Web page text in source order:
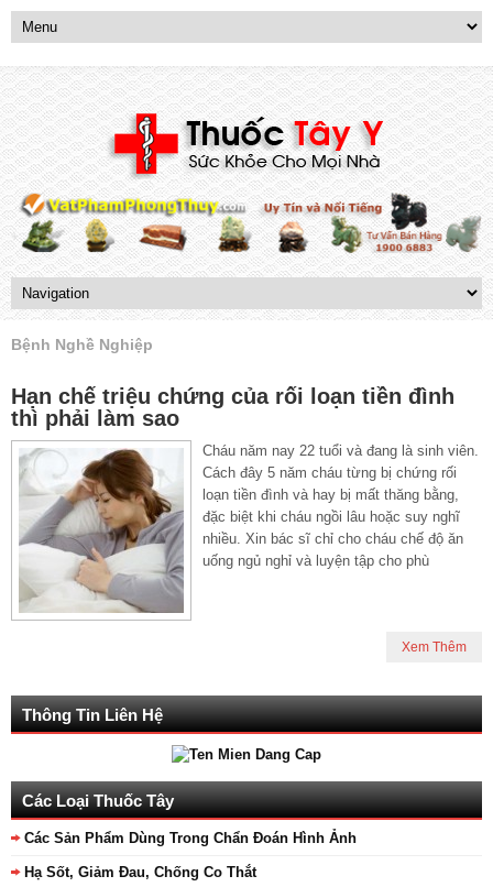
Bệnh Nghề Nghiệp
Hạn chế triệu chứng của rối loạn tiền đình
thì phải làm sao
Cháu năm nay 22 tuổi và đang là sinh viên.
Cách đây 5 năm cháu từng bị chứng rối
loạn tiền đình và hay bị mất thăng bằng,
đặc biệt khi cháu ngồi lâu hoặc suy nghĩ
nhiều. Xin bác sĩ chỉ cho cháu chế độ ăn
uống ngủ nghỉ và luyện tập cho phù
Xem Thêm
Thông Tin Liên Hệ
Các Loại Thuốc Tây
Các Sản Phẩm Dùng Trong Chẩn Đoán Hình Ảnh
Hạ Sốt, Giảm Đau, Chống Co Thắt